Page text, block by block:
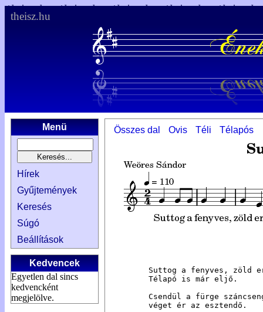
theisz.hu
Menü
Hírek
Gyűjtemények
Keresés
Súgó
Beállítások
Kedvencek
Egyetlen dal sincs
kedvencként
megjelölve.
Összes dal Ovis Téli Télapós
Suttog a fenyves, zöld
Télapó is már eljő.
Csendül a fürge
véget ér az esztendő.